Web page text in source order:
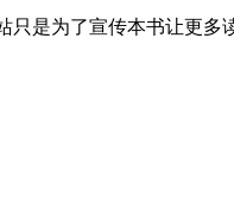
只是为了宣传本书让更多